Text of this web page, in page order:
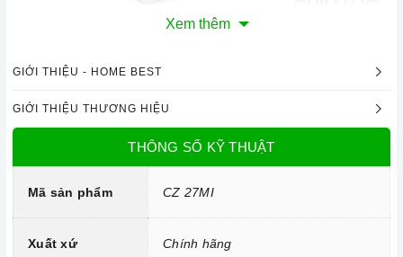
Mặt kính chịu lực, chịu nhiệt
Công nghệ hiện đại
Linh kiện: Mâm đốt Sabaf.
Hệ thống đánh lửa bằng pin IC.
Xem thêm
GIỚI THIỆU - HOME BEST
GIỚI THIỆU THƯƠNG HIỆU
THÔNG SỐ KỸ THUẬT
Mã sản phẩm CZ 27MI
Xuất xứ Chính hãng